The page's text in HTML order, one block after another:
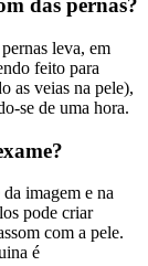
das pernas?
leva, em
feito para
as veias na pele),
se de uma hora.
imagem e na
pode criar
com a pele.
é